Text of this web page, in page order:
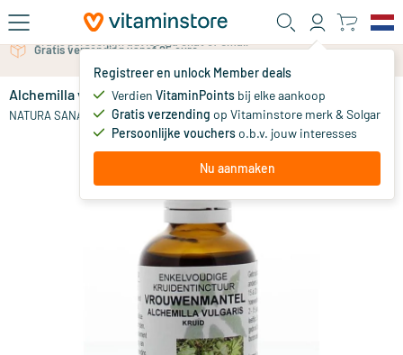
Ga naar de hoofdinhoud
Registreer en unlock Member deals
Verdien VitaminPoints bij elke aankoop
Gratis verzending op Vitaminstore merk & Solgar
Persoonlijke voucherso.b.v. jouw interesses
Nu aanmaken
Gratis verzending vanaf 25 euro
Alchemilla vulgaris / vrouwenmantel tinctuur
NATURA SANAT